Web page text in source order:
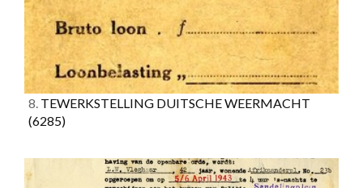
8. TEWERKSTELLING DUITSCHE WEERMACHT
(6285)